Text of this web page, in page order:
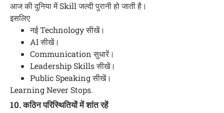
आज की दुनिया में Skill जल्दी पुरानी हो जाती है।
इसलिए
नई Technology सीखें।
AI सीखें।
Communication सुधारें।
Leadership Skills सीखें।
Public Speaking सीखें।
Learning Never Stops.
10. कठिन परिस्थितियों में शांत रहें